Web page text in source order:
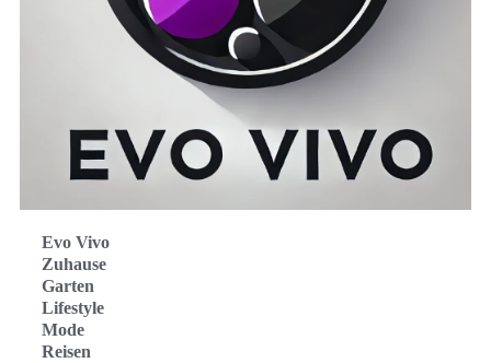
Evo Vivo
Zuhause
Garten
Lifestyle
Mode
Reisen